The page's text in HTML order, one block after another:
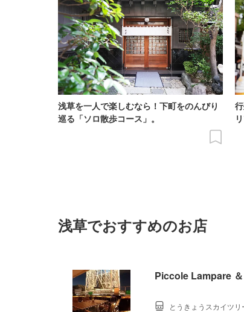
浅草を一人で楽しむなら！下町をのんびり
巡る「ソロ散歩コース」。
浅草でおすすめのお店
Piccole Lampare
とうきょうスカイツリ